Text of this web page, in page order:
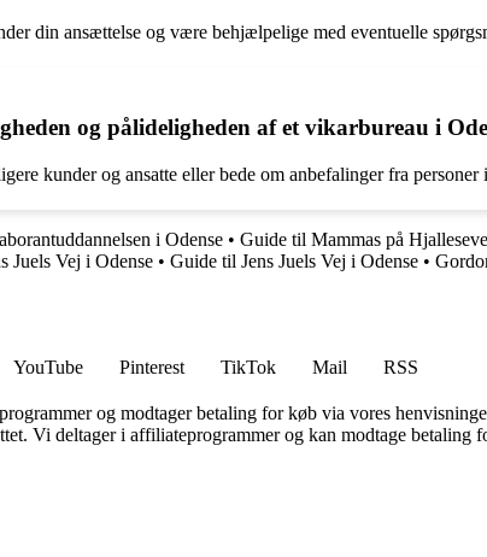
din ansættelse og være behjælpelige med eventuelle
og pålideligheden af et vikarbureau i
kunder og ansatte eller bede om anbefalinger fra
i Odense • Guide til Mammas på
Juels Vej i Odense • Guide til Jens Juels Vej i Odense •
YouTube Pinterest TikTok Mail
RSS
og modtager betaling for køb via vores
Vi deltager i affiliateprogrammer og kan modtage